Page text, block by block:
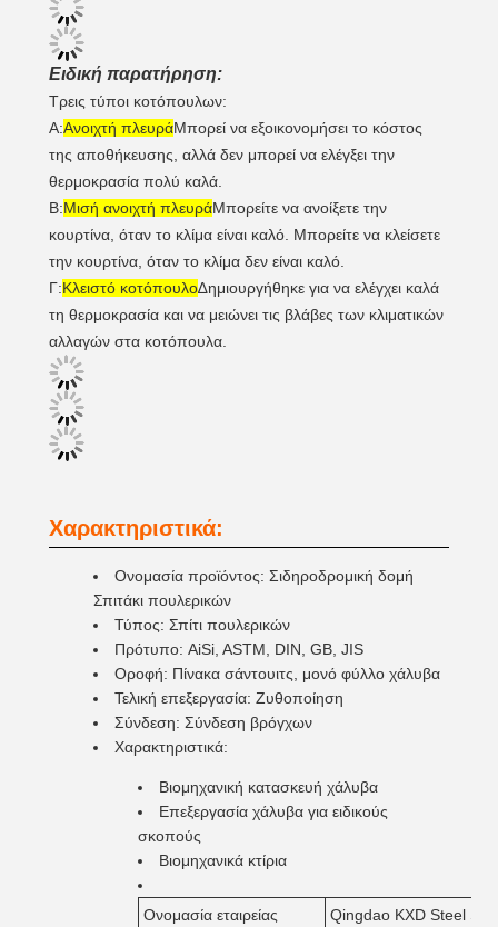
Ειδική παρατήρηση:
Τρεις τύποι κοτόπουλων:
Α:Ανοιχτή πλευράΜπορεί να εξοικονομήσει το κόστος
της αποθήκευσης, αλλά δεν μπορεί να ελέγξει την
θερμοκρασία πολύ καλά.
Β:Μισή ανοιχτή πλευράΜπορείτε να ανοίξετε την
κουρτίνα, όταν το κλίμα είναι καλό. Μπορείτε να κλείσετε
την κουρτίνα, όταν το κλίμα δεν είναι καλό.
Γ:Κλειστό κοτόπουλο∆ημιουργήθηκε για να ελέγχει καλά
τη θερμοκρασία και να μειώνει τις βλάβες των κλιματικών
αλλαγών στα κοτόπουλα.
Χαρακτηριστικά:
Ονομασία προϊόντος: Σιδηροδρομική δομή
Σπιτάκι πουλερικών
Τύπος: Σπίτι πουλερικών
Πρότυπο: AiSi, ASTM, DIN, GB, JIS
Οροφή: Πίνακα σάντουιτς, μονό φύλλο χάλυβα
Τελική επεξεργασία: Ζυθοποίηση
Σύνδεση: Σύνδεση βρόγχων
Χαρακτηριστικά:
Βιομηχανική κατασκευή χάλυβα
Επεξεργασία χάλυβα για ειδικούς
σκοπούς
Βιομηχανικά κτίρια
Ονομασία εταιρείας Qingdao KXD Steel